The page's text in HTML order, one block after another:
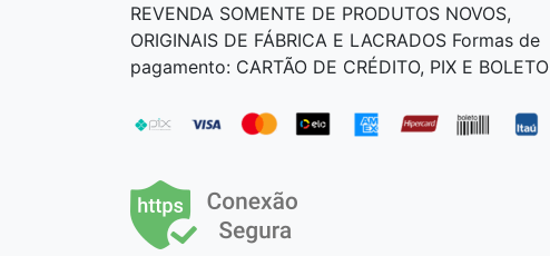
REVENDA SOMENTE DE PRODUTOS NOVOS,
ORIGINAIS DE FÁBRICA E LACRADOS Formas de
pagamento: CARTÃO DE CRÉDITO, PIX E BOLETO